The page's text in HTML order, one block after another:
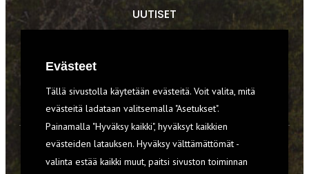
UUTISET
VARUSTEET
TILAA RETKI-LEHTI
Evästeet
Tällä sivustolla käytetään evästeitä. Voit valita, mitä
evästeitä ladataan valitsemalla "Asetukset".
Painamalla "Hyväksy kaikki", hyväksyt kaikkien
evästeiden latauksen. Hyväksy välttämättömät -
valinta estää kaikki muut, paitsi sivuston toiminnan